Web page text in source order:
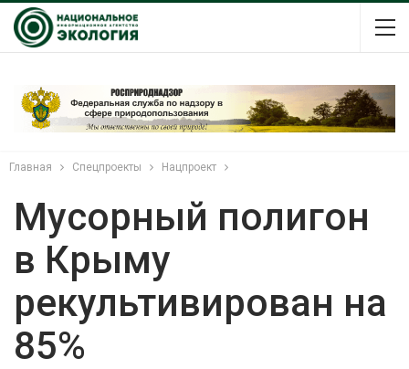
Главная Спецпроекты Нацпроект
Мусорный полигон
в Крыму
рекультивирован на
85%